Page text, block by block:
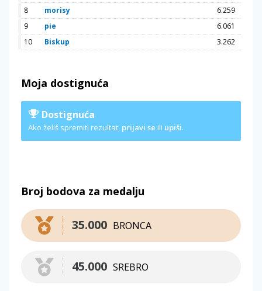
8
morisy
6.259
9
pie
6.061
10
Biskup 3.262
Moja dostignuća
Dostignuća
Ako želiš spremiti rezultat, prijavi se ili upiši.
Broj bodova za medalju
BRONCA
35.000
SREBRO
45.000